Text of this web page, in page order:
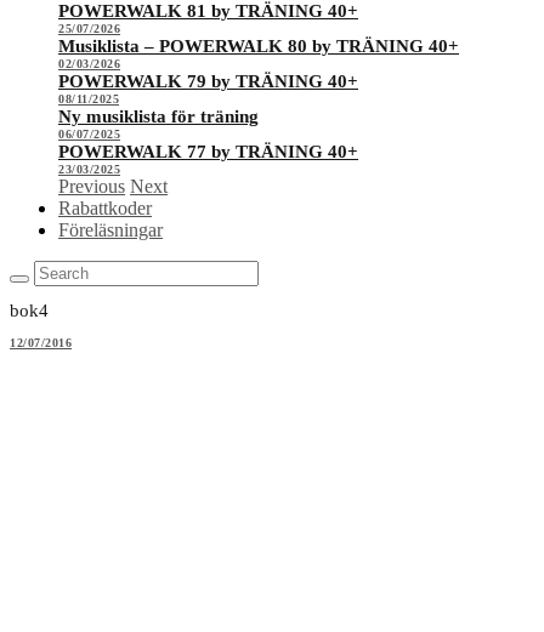
POWERWALK 81 by TRÄNING 40+
25/07/2026
Musiklista – POWERWALK 80 by TRÄNING 40+
02/03/2026
POWERWALK 79 by TRÄNING 40+
08/11/2025
Ny musiklista för träning
06/07/2025
POWERWALK 77 by TRÄNING 40+
23/03/2025
Previous Next
Rabattkoder
Föreläsningar
bok4
12/07/2016